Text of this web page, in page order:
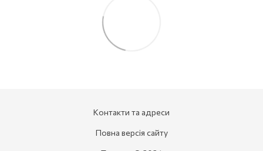
Контакти та адреси
Повна версія сайту